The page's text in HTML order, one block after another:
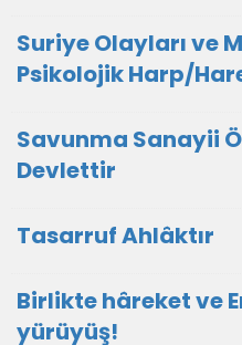
Suriye Olayları ve
Psikolojik Harp/
Savunma Sanayii
Devlettir
Tasarruf Ahlâktır
Birlikte hâreket ve
yürüyüş!